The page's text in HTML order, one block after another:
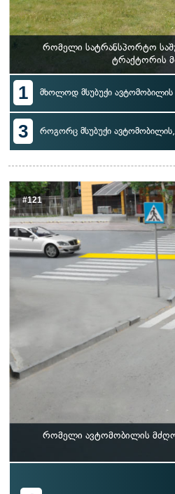
რომელი სატრანსპორტო
ტრაქტორის
1 მხოლოდ მსუბუქი
3 როგორც მსუბუქი ავტომობილის,
#121
რომელი ავტომობილის